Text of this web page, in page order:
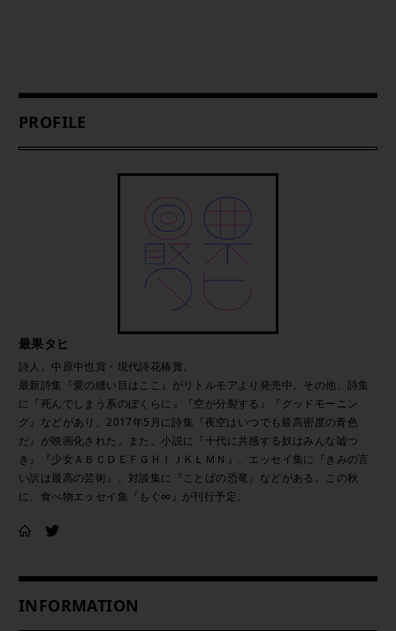
PROFILE
最果タヒ
詩人。中原中也賞・現代詩花椿賞。
最新詩集『愛の縫い目はここ』がリトルモアより発売中。その他、詩集
に『死んでしまう系のぼくらに』『空が分裂する』『グッドモーニン
グ』などがあり、2017年5月に詩集『夜空はいつでも最高密度の青色
だ』が映画化された。また、小説に『十代に共感する奴はみんな嘘つ
き』『少女ＡＢＣＤＥＦＧＨＩＪＫＬＭＮ』、エッセイ集に『きみの言
い訳は最高の芸術』、対談集に『ことばの恐竜』などがある。この秋
に、食べ物エッセイ集『もぐ∞』が刊行予定。
INFORMATION